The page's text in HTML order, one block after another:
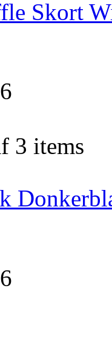
Skort
3 items